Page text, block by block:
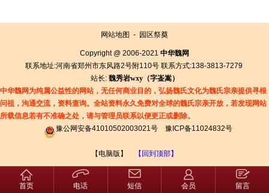
网站地图 - 园区祭奠
Copyright @ 2006-2021 中华魏网
联系地址:河南省郑州市东风路2号附110号 联系方式:138-3813-7279
站长: 魏秀岩wxy（字崟嵩）
中华魏网为纯属公益性的网站，无任何商业目的，弘扬魏氏文化为魏氏宗亲提供寻根
问祖，沟通交流，资料查询。全站资料永久免费对全球的魏氏宗亲开放，若发现网站
所载信息若有不准确之处，请与管理员联系以便更正或删除。
豫公网安备41010502003021号
豫ICP备11024832号
【电脑版】 【回到顶部】
首页 电话 短信 会员 留言